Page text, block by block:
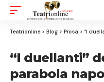
Teatrionline > Blog > Prosa > “I
“I duellanti”
parabola